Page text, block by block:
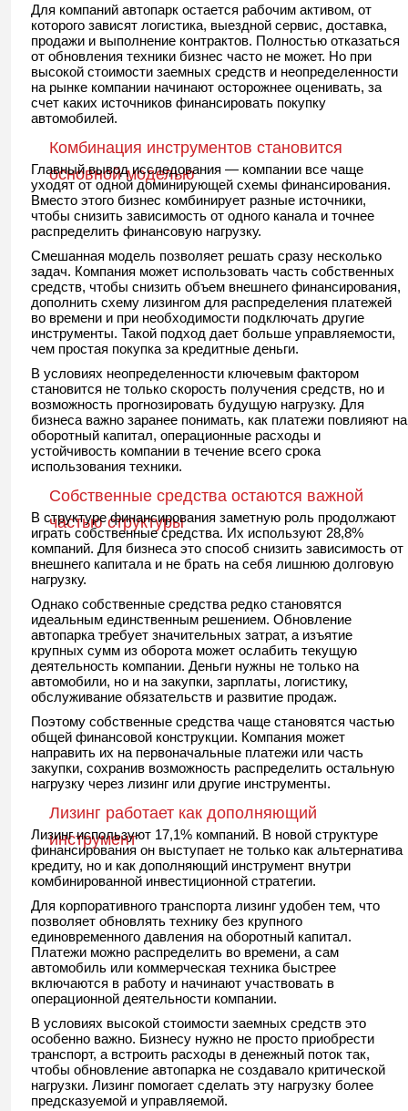
Для компаний автопарк остается рабочим активом, от
которого зависят логистика, выездной сервис, доставка,
продажи и выполнение контрактов. Полностью отказаться
от обновления техники бизнес часто не может. Но при
высокой стоимости заемных средств и неопределенности
на рынке компании начинают осторожнее оценивать, за
счет каких источников финансировать покупку
автомобилей.
Комбинация инструментов становится
основной моделью
Главный вывод исследования — компании все чаще
уходят от одной доминирующей схемы финансирования.
Вместо этого бизнес комбинирует разные источники,
чтобы снизить зависимость от одного канала и точнее
распределить финансовую нагрузку.
Смешанная модель позволяет решать сразу несколько
задач. Компания может использовать часть собственных
средств, чтобы снизить объем внешнего финансирования,
дополнить схему лизингом для распределения платежей
во времени и при необходимости подключать другие
инструменты. Такой подход дает больше управляемости,
чем простая покупка за кредитные деньги.
В условиях неопределенности ключевым фактором
становится не только скорость получения средств, но и
возможность прогнозировать будущую нагрузку. Для
бизнеса важно заранее понимать, как платежи повлияют на
оборотный капитал, операционные расходы и
устойчивость компании в течение всего срока
использования техники.
Собственные средства остаются важной
частью структуры
В структуре финансирования заметную роль продолжают
играть собственные средства. Их используют 28,8%
компаний. Для бизнеса это способ снизить зависимость от
внешнего капитала и не брать на себя лишнюю долговую
нагрузку.
Однако собственные средства редко становятся
идеальным единственным решением. Обновление
автопарка требует значительных затрат, а изъятие
крупных сумм из оборота может ослабить текущую
деятельность компании. Деньги нужны не только на
автомобили, но и на закупки, зарплаты, логистику,
обслуживание обязательств и развитие продаж.
Поэтому собственные средства чаще становятся частью
общей финансовой конструкции. Компания может
направить их на первоначальные платежи или часть
закупки, сохранив возможность распределить остальную
нагрузку через лизинг или другие инструменты.
Лизинг работает как дополняющий
инструмент
Лизинг используют 17,1% компаний. В новой структуре
финансирования он выступает не только как альтернатива
кредиту, но и как дополняющий инструмент внутри
комбинированной инвестиционной стратегии.
Для корпоративного транспорта лизинг удобен тем, что
позволяет обновлять технику без крупного
единовременного давления на оборотный капитал.
Платежи можно распределить во времени, а сам
автомобиль или коммерческая техника быстрее
включаются в работу и начинают участвовать в
операционной деятельности компании.
В условиях высокой стоимости заемных средств это
особенно важно. Бизнесу нужно не просто приобрести
транспорт, а встроить расходы в денежный поток так,
чтобы обновление автопарка не создавало критической
нагрузки. Лизинг помогает сделать эту нагрузку более
предсказуемой и управляемой.